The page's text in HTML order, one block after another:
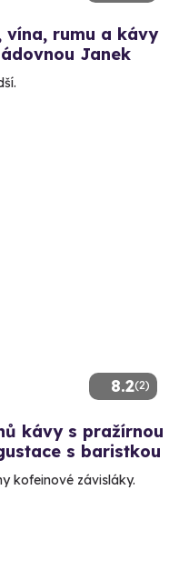
rumu a kávy
Janek
8.2(2)
kávy s pražírnou
s baristkou
kofeinové závisláky.